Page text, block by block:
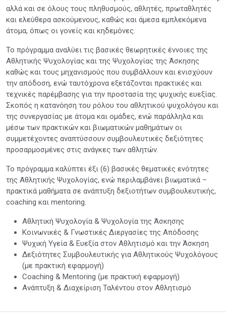
αλλά και σε όλους τους πληθυσμούς, αθλητές, πρωταθλητές
και ελεύθερα ασκούμενους, καθώς και άμεσα εμπλεκόμενα
άτομα, όπως οι γονείς και κηδεμόνες.
Το πρόγραμμα αναλύει τις βασικές θεωρητικές έννοιες της
Αθλητικής Ψυχολογίας και της Ψυχολογίας της Άσκησης
καθώς και τους μηχανισμούς που συμβάλλουν και ενισχύουν
την απόδοση, ενώ ταυτόχρονα εξετάζονται πρακτικές και
τεχνικές παρέμβασης για την προστασία της ψυχικής ευεξίας.
Σκοπός η κατανόηση του ρόλου του αθλητικού ψυχολόγου και
της συνεργασίας με άτομα και ομάδες, ενώ παράλληλα και
μέσω των πρακτικών και βιωματικών μαθημάτων οι
συμμετέχοντες αναπτύσσουν συμβουλευτικές δεξιότητες
προσαρμοσμένες στις ανάγκες των αθλητών.
Το πρόγραμμα καλύπτει έξι (6) βασικές θεματικές ενότητες
της Αθλητικής Ψυχολογίας, ενώ περιλαμβάνει βιωματικά –
πρακτικά μαθήματα σε ανάπτυξη δεξιοτήτων συμβουλευτικής,
coaching και mentoring.
Αθλητική Ψυχολογία & Ψυχολογία της Άσκησης
Κοινωνικές & Γνωστικές Διεργασίες της Απόδοσης
Ψυχική Υγεία & Ευεξία στον Αθλητισμό και την Άσκηση
Δεξιότητες Συμβουλευτικής για Αθλητικούς Ψυχολόγους
(με πρακτική εφαρμογή)
Coaching & Mentoring (με πρακτική εφαρμογή)
Ανάπτυξη & Διαχείριση Ταλέντου στον Αθλητισμό